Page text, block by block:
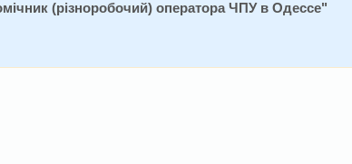
(різноробочий) оператора ЧПУ в Одессе"